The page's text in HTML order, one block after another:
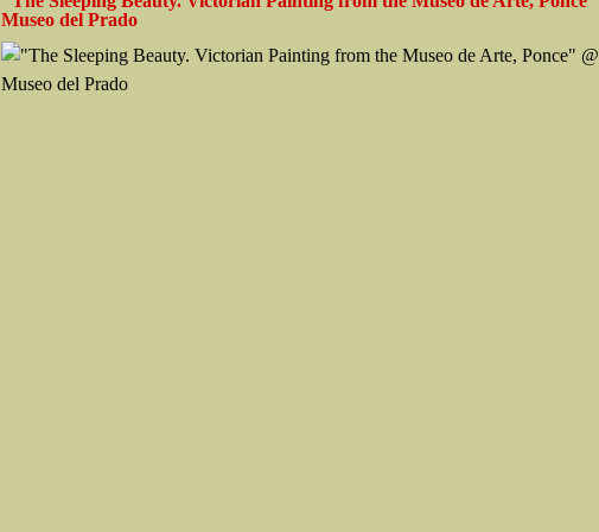
Museo del Prado